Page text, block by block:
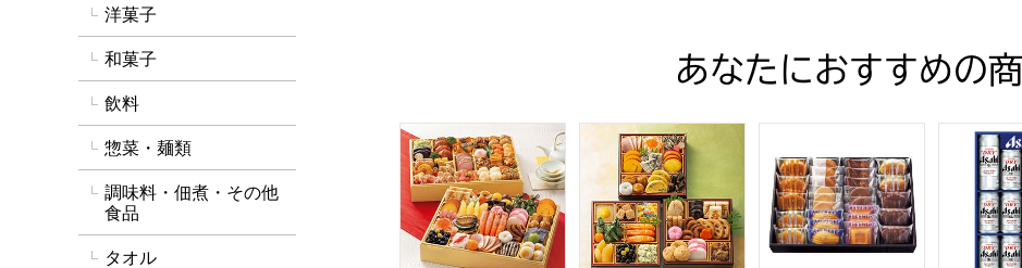
あなたにおすすめの
トップバリュ 和洋中特大二段重「饗宴」(きょうえん)【4〜5人前・77品目】【
トップバリュ 和風三段重「慶」(よろこび)【3〜4人前
ファクトリーシン エクセレント
アサヒビ
洋菓子
和菓子
飲料
惣菜・麺類
調味料・佃煮・その他
食品
タオル